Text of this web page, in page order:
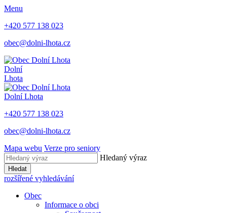
Menu
+420 577 138 023
obec@dolni-lhota.cz
Dolní
Lhota
Dolní Lhota
+420 577 138 023
obec@dolni-lhota.cz
Mapa webu Verze pro seniory
Hledaný výraz
Hledat
rozšířené vyhledávání
Obec
Informace o obci